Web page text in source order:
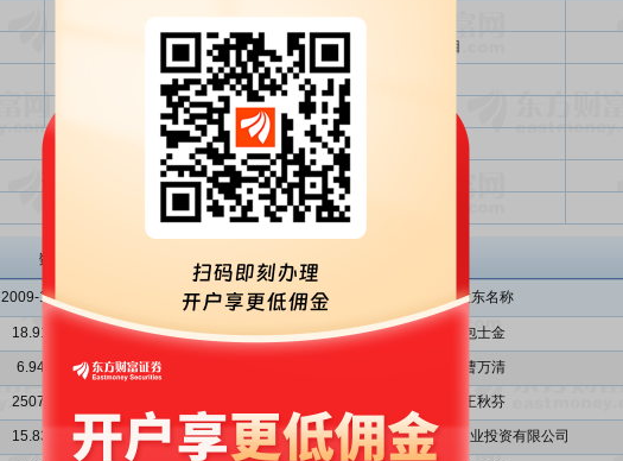
年产2000套风电主齿轮箱部件项目
大功率风电机组关键零部件工程技术研发中心项目
永久性补充流动资金
结项结余永久性补充流动资金
投资金额总计
超额募集资金（实际募集资金-投资金额总计）
投资金额总计与实际募集资金总额比
数据来源: 招股意向书、申报稿
2009-12-31 2010-12-31
18.9127 26.3037
6.9424 10.1039
2507.90
15.8325 20.1149
吉鑫科技
序号 股东名称
1 包士金
曹万清
王秋芬
4 无锡高德创业投资有限公司